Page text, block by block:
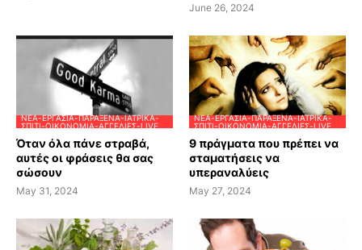
June 26, 2024
ΝΈΑ-ΕΡΓΑΣΊΑ-ΠΑΡΆΞΕΝΑ-ΙΑΤΡΙΚΆ-
ΣΠΊΤΙ-ΟΙΚΟΝΟΜΊΑ-ΑΓΓΕΛΊΕΣ-LIVE
Όταν όλα πάνε στραβά,
αυτές οι φράσεις θα σας
σώσουν
May 31, 2024
ΝΈΑ-ΕΡΓΑΣΊΑ-ΠΑΡΆΞΕΝΑ-ΙΑΤΡΙΚΆ-
ΣΠΊΤΙ-ΟΙΚΟΝΟΜΊΑ-ΑΓΓΕΛΊΕΣ-LIVE
9 πράγματα που πρέπει να
σταματήσεις να
υπεραναλύεις
May 27, 2024